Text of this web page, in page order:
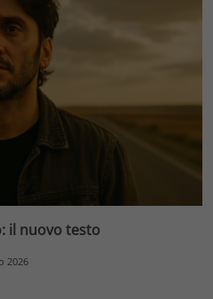
il nuovo testo
2026